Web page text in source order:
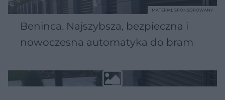
Beninca. Najszybsza, bezpieczna i
nowoczesna automatyka do bram
MATERIAŁ SPONSOROWANY